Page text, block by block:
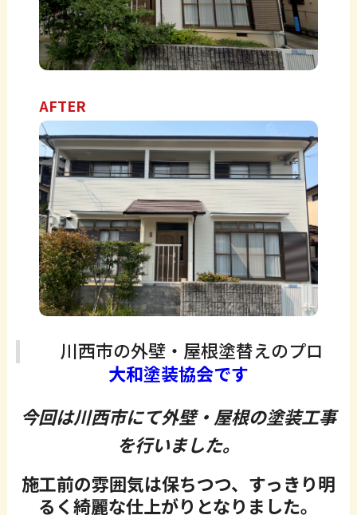
AFTER
川西市の外壁・屋根塗替えのプロ
大和塗装協会です
今回は川西市にて外壁・屋根の塗装工事
を行いました。
施工前の雰囲気は保ちつつ、すっきり明
るく綺麗な仕上がりとなりました。